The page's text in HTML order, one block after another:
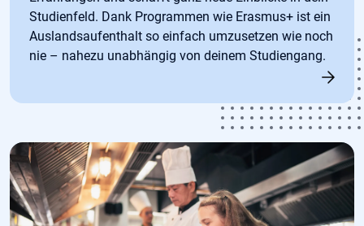
Studienfeld. Dank Programmen wie Erasmus+ ist ein
Auslandsaufenthalt so einfach umzusetzen wie noch
nie – nahezu unabhängig von deinem Studiengang.